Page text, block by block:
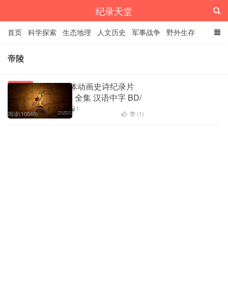
纪录天堂
首页 科学探索 生态地理 人文历史 军事战争 野外生存
经典纪录
帝陵
人文历史
大型编年体动画史诗纪录片
《帝陵.西汉帝陵》全集 汉语中字 BD/
高清 历史纪录片
1
阅读(10549) 赞 (1)